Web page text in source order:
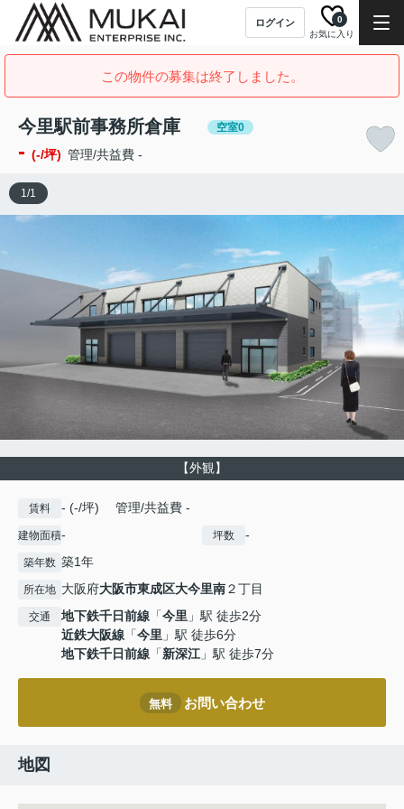
ログイン
お気に入り
0
この物件の募集は終了しました。
今里駅前事務所倉庫 空室0
- (-/坪) 管理/共益費 -
【外観】
1/1
賃料 - (-/坪) 管理/共益費 -
建物面積- 坪数 -
築年数 築1年
所在地 大阪府大阪市東成区大今里南２丁目
交通 地下鉄千日前線 「今里 」駅 徒歩2分
近鉄大阪線 「今里 」駅 徒歩6分
地下鉄千日前線 「新深江」駅 徒歩7分
無料 お問い合わせ
地図